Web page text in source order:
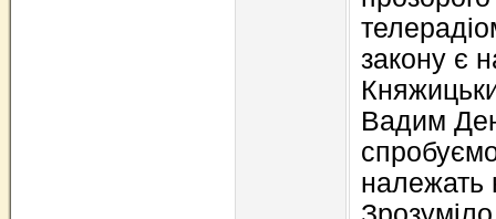
закону є
Вадим
належать